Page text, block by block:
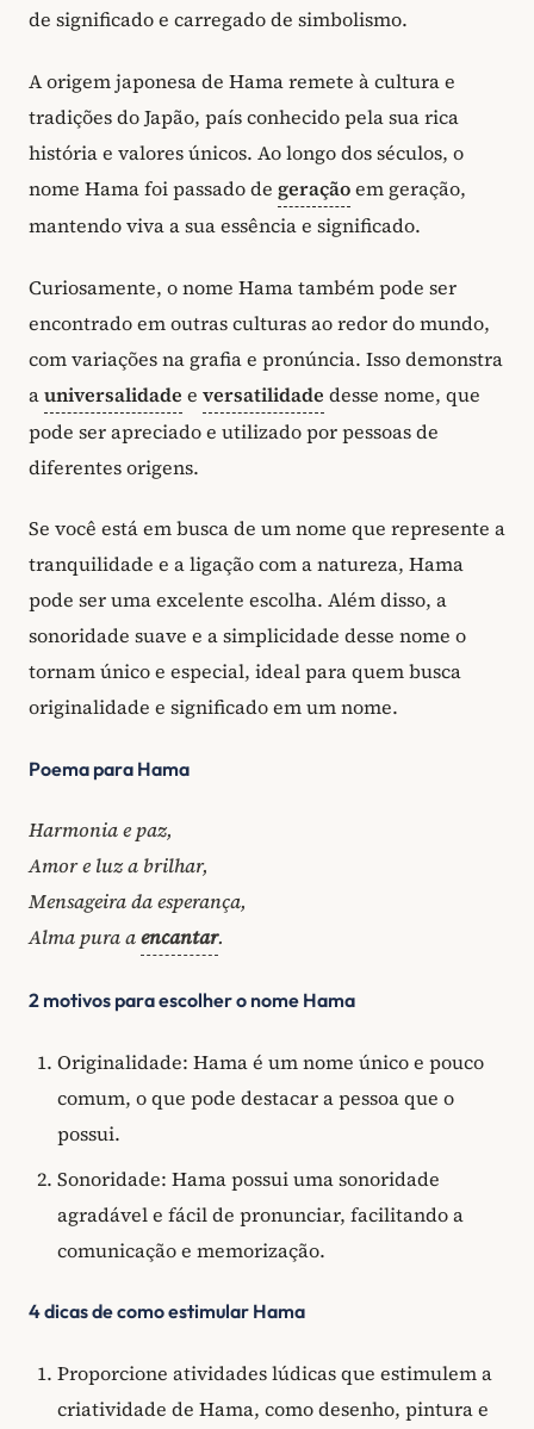
de significado e carregado de simbolismo.
A origem japonesa de Hama remete à cultura e
tradições do Japão, país conhecido pela sua rica
história e valores únicos. Ao longo dos séculos, o
nome Hama foi passado de geraçãoem geração,
mantendo viva a sua essência e significado.
Curiosamente, o nome Hama também pode ser
encontrado em outras culturas ao redor do mundo,
com variações na grafia e pronúncia. Isso demonstra
auniversalidade e versatilidade desse nome, que
pode ser apreciado e utilizado por pessoas de
diferentes origens.
Se você está em busca de um nome que represente a
tranquilidade e a ligação com a natureza, Hama
pode ser uma excelente escolha. Além disso, a
sonoridade suave e a simplicidade desse nome o
tornam único e especial, ideal para quem busca
originalidade e significado em um nome.
Poema para Hama
Harmonia e paz,
Amor e luz a brilhar,
Mensageira da esperança,
Alma pura aencantar.
2 motivos para escolher o nome Hama
Originalidade: Hama é um nome único e pouco
comum, o que pode destacar a pessoa que o
possui.
Sonoridade: Hama possui uma sonoridade
agradável e fácil de pronunciar, facilitando a
comunicação e memorização.
4 dicas de como estimular Hama
Proporcione atividades lúdicas que estimulem a
criatividade de Hama, como desenho, pintura e